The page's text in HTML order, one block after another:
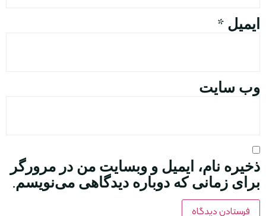
ایمیل *
وب‌ سایت
ذخیره نام، ایمیل و وبسایت من در مرورگر
برای زمانی که دوباره دیدگاهی می‌نویسم.